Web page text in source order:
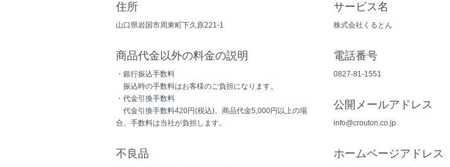
住所
山口県岩国市周東町下久原221-1
商品代金以外の料金の説明
・銀行振込手数料
振込時の手数料はお客様のご負担になります。
・代金引換手数料
代金引換手数料420円(税込)。商品代金5,000円以上の場
合、手数料は当社が負担します。
不良品
サービス名
株式会社くるとん
電話番号
0827-81-1551
公開メールアドレス
info@crouton.co.jp
ホームページアドレス